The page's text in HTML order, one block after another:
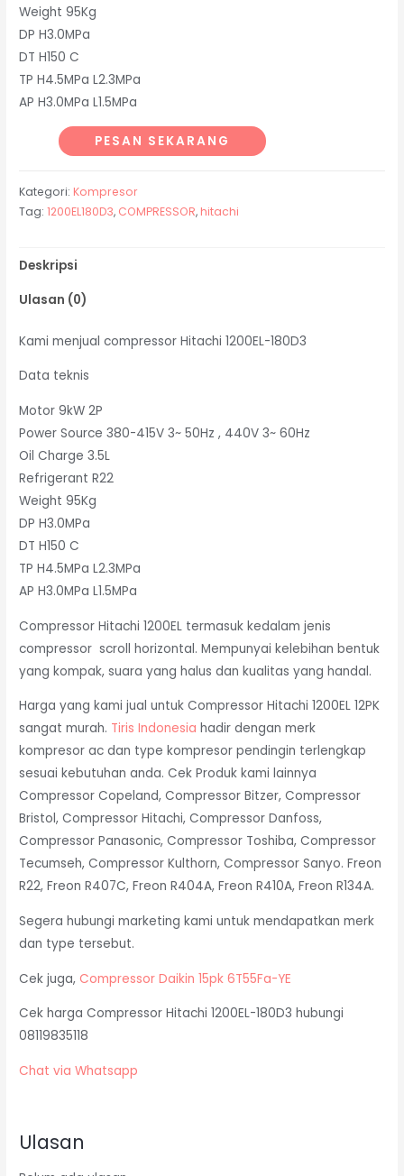
Weight 95Kg
DP H3.0MPa
DT H150 C
TP H4.5MPa L2.3MPa
AP H3.0MPa L1.5MPa
PESAN SEKARANG
Kategori: Kompresor
Tag:1200EL180D3, COMPRESSOR, hitachi
Deskripsi
Ulasan (0)
Kami menjual compressor Hitachi 1200EL-180D3
Data teknis
Motor 9kW 2P
Power Source 380-415V 3~ 50Hz , 440V 3~ 60Hz
Oil Charge 3.5L
Refrigerant R22
Weight 95Kg
DP H3.0MPa
DT H150 C
TP H4.5MPa L2.3MPa
AP H3.0MPa L1.5MPa
Compressor Hitachi 1200EL termasuk kedalam jenis
compressor scroll horizontal. Mempunyai kelebihan bentuk
yang kompak, suara yang halus dan kualitas yang handal.
Harga yang kami jual untuk Compressor Hitachi 1200EL 12PK
sangat murah. Tiris Indonesia hadir dengan merk
kompresor ac dan type kompresor pendingin terlengkap
sesuai kebutuhan anda. Cek Produk kami lainnya
Compressor Copeland, Compressor Bitzer, Compressor
Bristol, Compressor Hitachi, Compressor Danfoss,
Compressor Panasonic, Compressor Toshiba, Compressor
Tecumseh, Compressor Kulthorn, Compressor Sanyo. Freon
R22, Freon R407C, Freon R404A, Freon R410A, Freon R134A.
Segera hubungi marketing kami untuk mendapatkan merk
dan type tersebut.
Cek juga, Compressor Daikin 15pk 6T55Fa-YE
Cek harga Compressor Hitachi 1200EL-180D3 hubungi
08119835118
Chat via Whatsapp
Ulasan